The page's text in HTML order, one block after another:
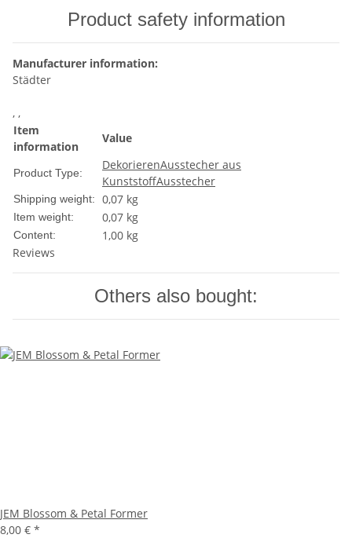
Product safety information
Manufacturer information:
Städter
, ,
Item
information
Value
Product Type:
DekorierenAusstecher aus
KunststoffAusstecher
Shipping weight: 0,07 kg
Item weight: 0,07 kg
Content:
1,00 kg
Reviews
Others also bought:
JEM Blossom & Petal Former
8,00 € *